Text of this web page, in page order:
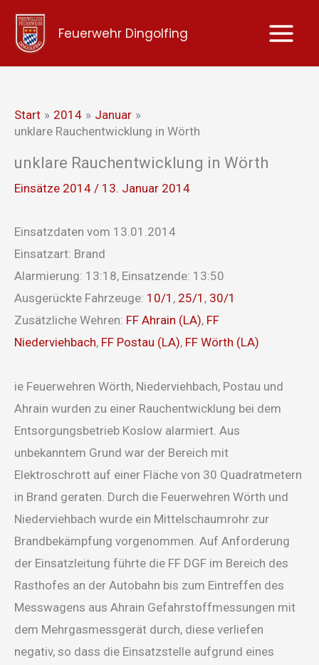
Zum
Inhalt
springen
Feuerwehr Dingolfing
Start 2014
Januar
unklare Rauchentwicklung in Wörth
unklare Rauchentwicklung in Wörth
Einsätze 2014 / 13. Januar 2014
Einsatzdaten vom 13.01.2014
Einsatzart: Brand
Alarmierung: 13:18, Einsatzende: 13:50
Ausgerückte Fahrzeuge: 10/1 , 25/1 , 30/1
Zusätzliche Wehren: FF Ahrain (LA), FF
Niederviehbach, FF Postau (LA), FF Wörth (LA)
ie Feuerwehren Wörth, Niederviehbach, Postau und
Ahrain wurden zu einer Rauchentwicklung bei dem
Entsorgungsbetrieb Koslow alarmiert. Aus
unbekanntem Grund war der Bereich mit
Elektroschrott auf einer Fläche von 30 Quadratmetern
in Brand geraten. Durch die Feuerwehren Wörth und
Niederviehbach wurde ein Mittelschaumrohr zur
Brandbekämpfung vorgenommen. Auf Anforderung
der Einsatzleitung führte die FF DGF im Bereich des
Rasthofes an der Autobahn bis zum Eintreffen des
Messwagens aus Ahrain Gefahrstoffmessungen mit
dem Mehrgasmessgerät durch, diese verliefen
negativ, so dass die Einsatzstelle aufgrund eines